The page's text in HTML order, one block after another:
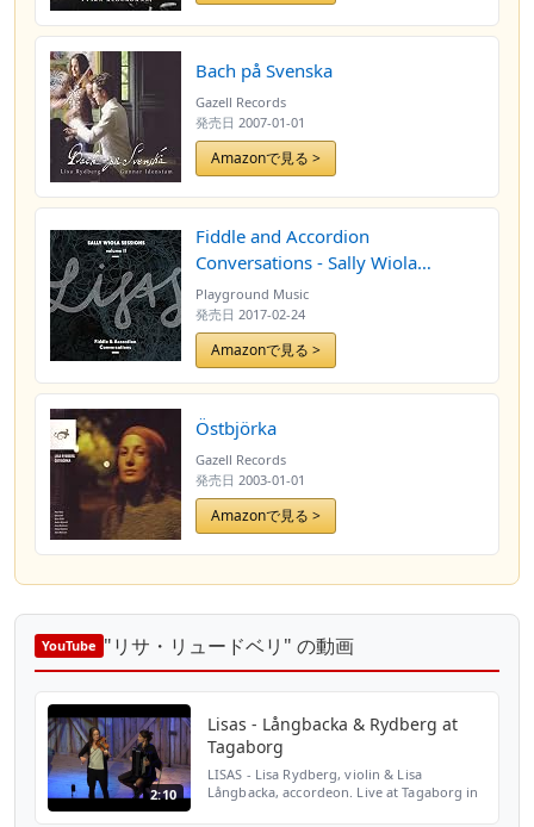
Bach på Svenska
Gazell Records
発売日 2007-01-01
Amazonで見る >
Fiddle and Accordion
Conversations - Sally Wiola
Sessions, Vol. II
Playground Music
発売日 2017-02-24
Amazonで見る >
Östbjörka
Gazell Records
発売日 2003-01-01
Amazonで見る >
YouTube "リサ・リュードベリ" の動画
2:10
Lisas - Långbacka & Rydberg at
Tagaborg
LISAS - Lisa Rydberg, violin & Lisa
Långbacka, accordeon. Live at Tagaborg in